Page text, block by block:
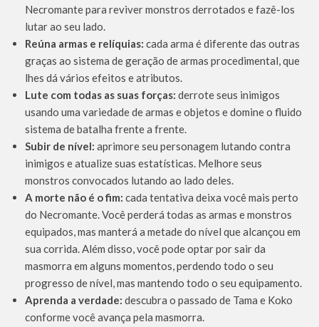
Necromante para reviver monstros derrotados e fazê-los
lutar ao seu lado.
Reúna armas e relíquias: cada arma é diferente das outras
graças ao sistema de geração de armas procedimental, que
lhes dá vários efeitos e atributos.
Lute com todas as suas forças: derrote seus inimigos
usando uma variedade de armas e objetos e domine o fluido
sistema de batalha frente a frente.
Subir de nível: aprimore seu personagem lutando contra
inimigos e atualize suas estatísticas. Melhore seus
monstros convocados lutando ao lado deles.
A morte não é o fim: cada tentativa deixa você mais perto
do Necromante. Você perderá todas as armas e monstros
equipados, mas manterá a metade do nível que alcançou em
sua corrida. Além disso, você pode optar por sair da
masmorra em alguns momentos, perdendo todo o seu
progresso de nível, mas mantendo todo o seu equipamento.
Aprenda a verdade: descubra o passado de Tama e Koko
conforme você avança pela masmorra.